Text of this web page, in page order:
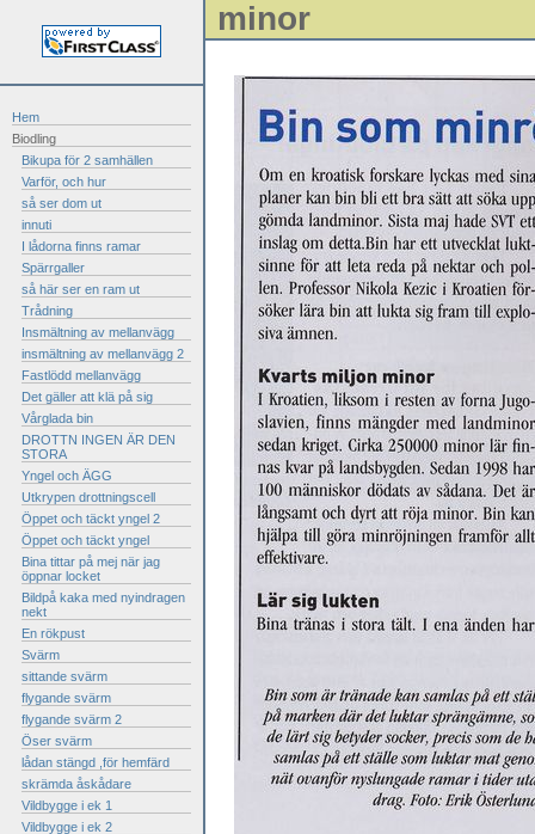
Hem
Biodling
Bikupa för 2 samhällen
Varför, och hur
så ser dom ut
innuti
I lådorna finns ramar
Spärrgaller
så här ser en ram ut
Trådning
Insmältning av mellanvägg
insmältning av mellanvägg 2
Fastlödd mellanvägg
Det gäller att klä på sig
Vårglada bin
DROTTN INGEN ÄR DEN
STORA
Yngel och ÄGG
Utkrypen drottningscell
Öppet och täckt yngel 2
Öppet och täckt yngel
Bina tittar på mej när jag
öppnar locket
Bildpå kaka med nyindragen
nekt
En rökpust
Svärm
sittande svärm
flygande svärm
flygande svärm 2
Öser svärm
lådan stängd ,för hemfärd
skrämda åskådare
Vildbygge i ek 1
Vildbygge i ek 2
minor